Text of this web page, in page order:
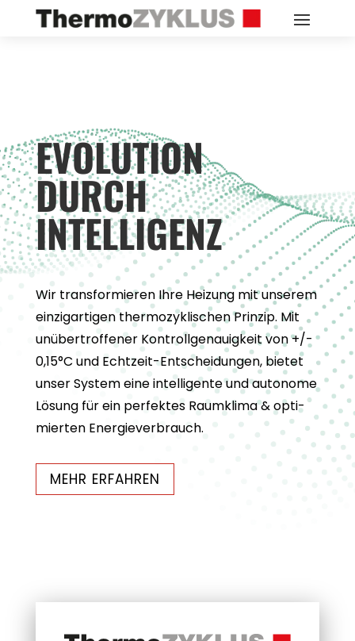
EVO­LU­TION
DURCH
INTEL­LI­GENZ
Wir trans­for­mie­ren Ihre Hei­zung mit unse­rem
ein­zig­ar­ti­gen ther­mo­zy­kli­schen Prin­zip. Mit
unüber­trof­fe­nerKon­troll­ge­nau­ig­keit von +/-
0,15°C und Echt­zeit-Ent­schei­dun­gen, bie­tet
unser Sys­tem eine intel­li­gente und auto­nome
Lösung für ein per­fek­tes Raum­klima &opti­
mier­ten Ener­gie­ver­brauch.
MEHR ERFAH­REN